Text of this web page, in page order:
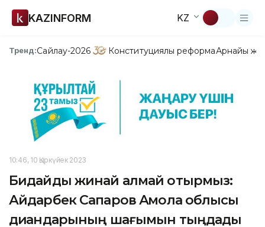
KAZINFORM KZ
Тренд:Сайлау-2026 Конституциялық реформаАрнайы
10:46, 10 Қыркүйек 2023
Бидайды жинай алмай отырмыз:
Айдарбек Сапаров Ақмола облысы
диқандарының шағымын тыңдады